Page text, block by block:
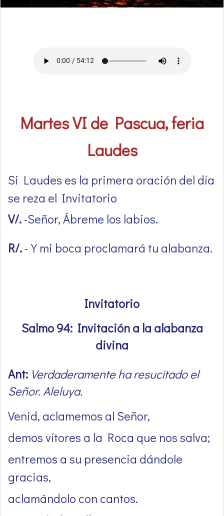
Martes VI de Pascua, feria
Laudes
Si Laudes es la primera oración del día
se reza el Invitatorio
V/.-Señor, Ábreme los labios.
R/.-Y mi boca proclamará tu alabanza.
Invitatorio
Salmo 94: Invitación a la alabanza
divina
Ant: Verdaderamente ha resucitado el
Señor. Aleluya.
Venid, aclamemos al Señor,
demos vítores a la Roca que nos salva;
entremos a su presencia dándole
gracias,
aclamándolo con cantos.